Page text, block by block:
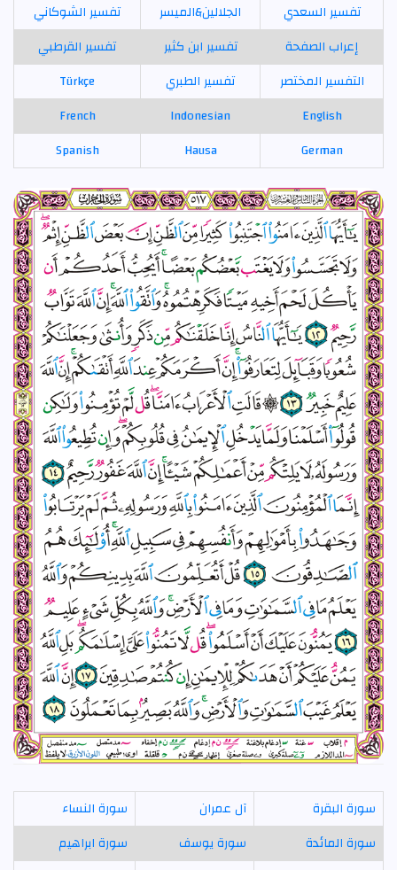
تفسير السعدي الجلالين&الميسر
تفسير الشوكاني
إعراب الصفحة
تفسير ابن كثير
تفسير القرطبي
التفسير المختصر
تفسير الطبري
Türkçe
English
Indonesian
French
German
Hausa
Spanish
سورة البقرة آل عمران
سورة النساء
سورة المائدة
سورة يوسف
سورة ابراهيم